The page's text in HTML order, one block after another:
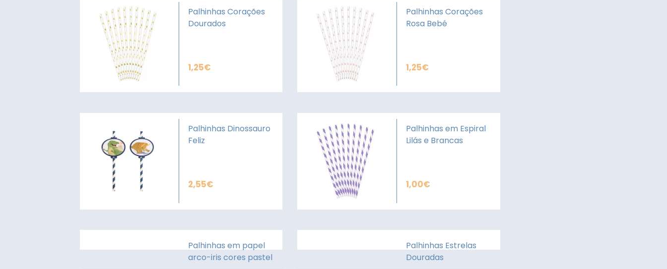
Palhinhas Corações
Dourados
1,25€
Palhinhas Corações
Rosa Bebé
1,25€
Palhinhas Dinossauro
Feliz
2,55€
Palhinhas em Espiral
Lilás e Brancas
1,00€
Palhinhas em papel
arco-iris cores pastel
Palhinhas Estrelas
Douradas